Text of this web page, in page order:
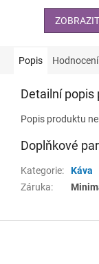
uskladnění
příjemné a rychlé.
Popis Hodnocení
Detailní popis
Popis produktu
Doplňkové
Kategorie:
Káva
Záruka: